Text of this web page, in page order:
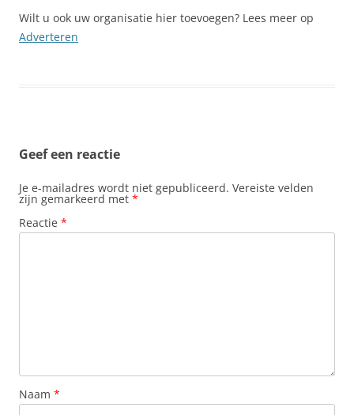
Wilt u ook uw organisatie hier toevoegen? Lees meer op
Adverteren
Geef een reactie
Je e-mailadres wordt niet gepubliceerd. Vereiste velden
zijn gemarkeerd met *
Reactie *
Naam *